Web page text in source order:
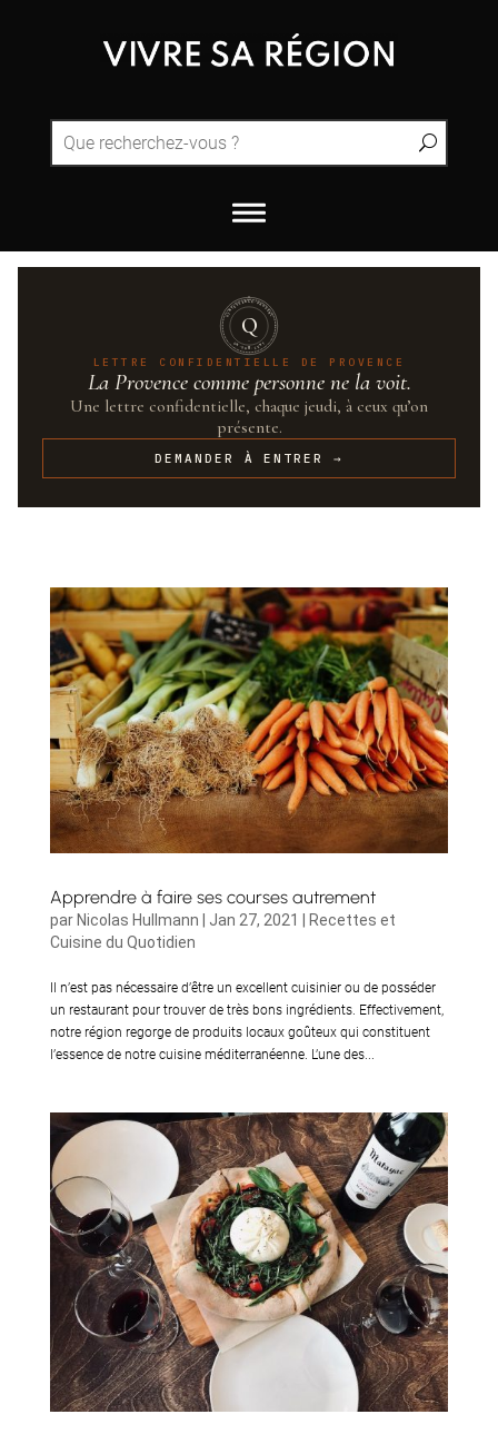
QUINTESSENCE·PROVENCE
UN·SUR·CENT
Q
LETTRE CONFIDENTIELLE DE PROVENCE
La Provence comme personne ne la voit.
Une lettre confidentielle, chaque jeudi, à ceux qu’on
présente.
DEMANDER À ENTRER →
Apprendre à faire ses courses autrement
par Nicolas Hullmann Jan 27, 2021
Recettes et
Cuisine du Quotidien
Il n’est pas nécessaire d’être un excellent cuisinier ou de posséder
un restaurant pour trouver de très bons ingrédients. Effectivement,
notre région regorge de produits locaux goûteux qui constituent
l’essence de notre cuisine méditerranéenne. L’une des...